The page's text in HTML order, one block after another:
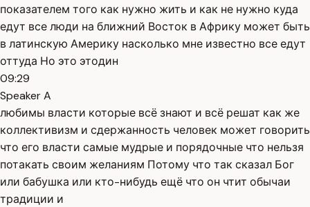
показателем того как нужно жить и как не нужно куда
едут все люди на ближний Восток в Африку может быть
в латинскую Америку насколько мне известно все едут
оттуда Но это этодин
09:29
Speaker A
любимы власти которые всё знают и всё решат как же
коллективизм и сдержанность человек может говорить
что его власти самые мудрые и порядочные что нельзя
потакать своим желаниям Потому что так сказал Бог
или бабушка или кто-нибудь ещё что он чтит обычаи
традиции и